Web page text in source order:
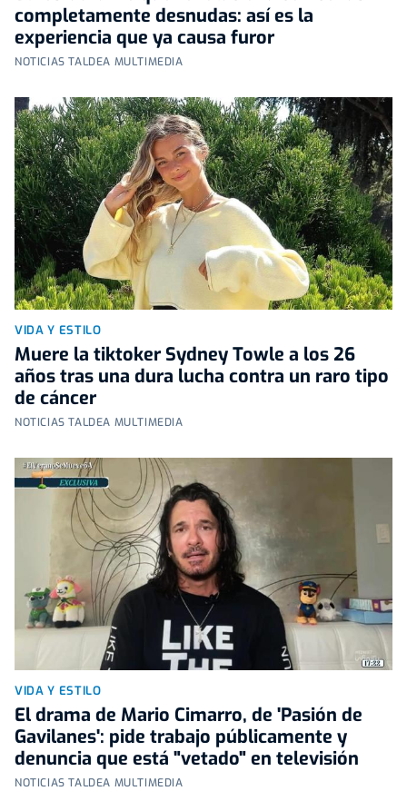
completamente desnudas: así es la
experiencia que ya causa furor
NOTICIAS TALDEA MULTIMEDIA
VIDA Y ESTILO
Muere la tiktoker Sydney Towle a los 26
años tras una dura lucha contra un raro tipo
de cáncer
NOTICIAS TALDEA MULTIMEDIA
VIDA Y ESTILO
El drama de Mario Cimarro, de 'Pasión de
Gavilanes': pide trabajo públicamente y
denuncia que está "vetado" en televisión
NOTICIAS TALDEA MULTIMEDIA